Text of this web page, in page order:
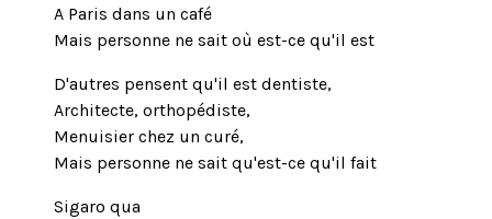
A Paris dans un café
Mais personne ne sait où est-ce qu'il est
D'autres pensent qu'il est dentiste,
Architecte, orthopédiste,
Menuisier chez un curé,
Mais personne ne sait qu'est-ce qu'il fait
Sigaro qua